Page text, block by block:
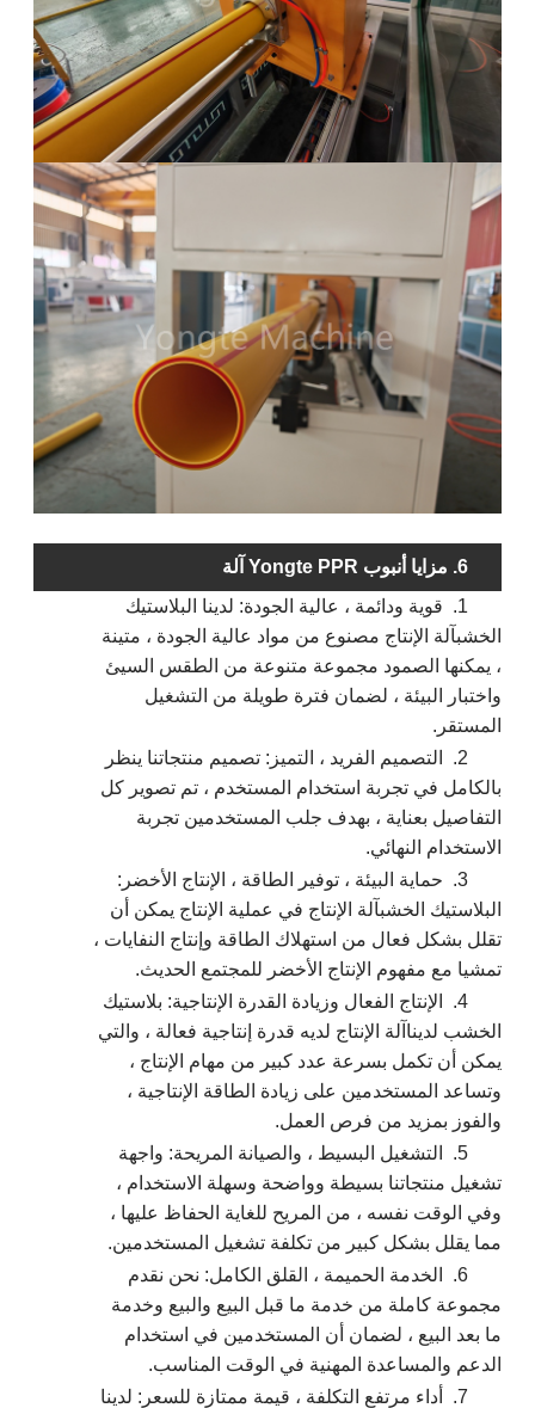
6. مزايا أنبوب Yongte PPR
آلة
1.
قوية ودائمة ، عالية الجودة: لدينا البلاستيك
الخشبآلة الإنتاج مصنوع من مواد عالية الجودة ، متينة
، يمكنها الصمود مجموعة متنوعة من الطقس السيئ
واختبار البيئة ، لضمان فترة طويلة من التشغيل
المستقر.
2.
التصميم الفريد ، التميز: تصميم منتجاتنا ينظر
بالكامل في تجربة استخدام المستخدم ، تم تصوير كل
التفاصيل بعناية ، بهدف جلب المستخدمين تجربة
الاستخدام النهائي.
3.
حماية البيئة ، توفير الطاقة ، الإنتاج الأخضر:
البلاستيك الخشبآلة الإنتاج في عملية الإنتاج يمكن أن
تقلل بشكل فعال من استهلاك الطاقة وإنتاج النفايات ،
تمشيا مع مفهوم الإنتاج الأخضر للمجتمع الحديث.
4.
الإنتاج الفعال وزيادة القدرة الإنتاجية: بلاستيك
الخشب لدينا آلة الإنتاج لديه قدرة إنتاجية فعالة ، والتي
يمكن أن تكمل بسرعة عدد كبير من مهام الإنتاج ،
وتساعد المستخدمين على زيادة الطاقة الإنتاجية ،
والفوز بمزيد من فرص العمل.
5.
التشغيل البسيط ، والصيانة المريحة: واجهة
تشغيل منتجاتنا بسيطة وواضحة وسهلة الاستخدام ،
وفي الوقت نفسه ، من المريح للغاية الحفاظ عليها ،
مما يقلل بشكل كبير من تكلفة تشغيل المستخدمين.
6.
الخدمة الحميمة ، القلق الكامل: نحن نقدم
مجموعة كاملة من خدمة ما قبل البيع والبيع وخدمة
ما بعد البيع ، لضمان أن المستخدمين في استخدام
الدعم والمساعدة المهنية في الوقت المناسب.
7.
أداء مرتفع التكلفة ، قيمة ممتازة للسعر: لدينا